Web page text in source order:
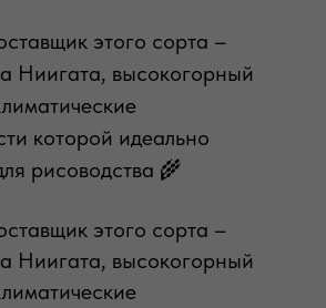
этого сорта –
Ниигата, высокогорный
которой идеально
рисоводства 🌾
этого сорта –
Ниигата, высокогорный